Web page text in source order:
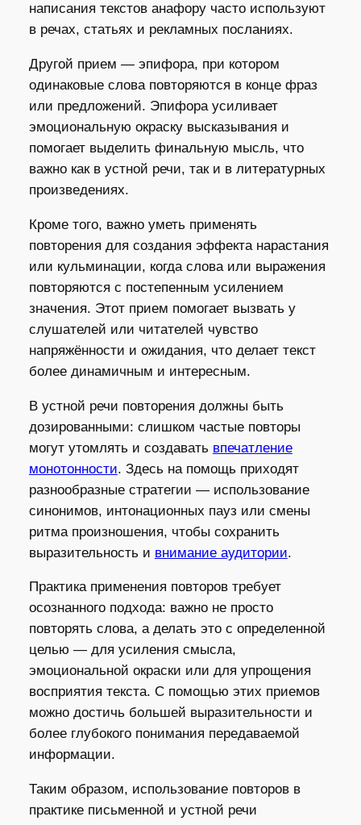
написания текстов анафору часто используют
в речах, статьях и рекламных посланиях.
Другой прием — эпифора, при котором
одинаковые слова повторяются в конце фраз
или предложений. Эпифора усиливает
эмоциональную окраску высказывания и
помогает выделить финальную мысль, что
важно как в устной речи, так и в литературных
произведениях.
Кроме того, важно уметь применять
повторения для создания эффекта нарастания
или кульминации, когда слова или выражения
повторяются с постепенным усилением
значения. Этот прием помогает вызвать у
слушателей или читателей чувство
напряжённости и ожидания, что делает текст
более динамичным и интересным.
В устной речи повторения должны быть
дозированными: слишком частые повторы
могут утомлять и создавать впечатление
монотонности. Здесь на помощь приходят
разнообразные стратегии — использование
синонимов, интонационных пауз или смены
ритма произношения, чтобы сохранить
выразительность и внимание аудитории.
Практика применения повторов требует
осознанного подхода: важно не просто
повторять слова, а делать это с определенной
целью — для усиления смысла,
эмоциональной окраски или для упрощения
восприятия текста. С помощью этих приемов
можно достичь большей выразительности и
более глубокого понимания передаваемой
информации.
Таким образом, использование повторов в
практике письменной и устной речи